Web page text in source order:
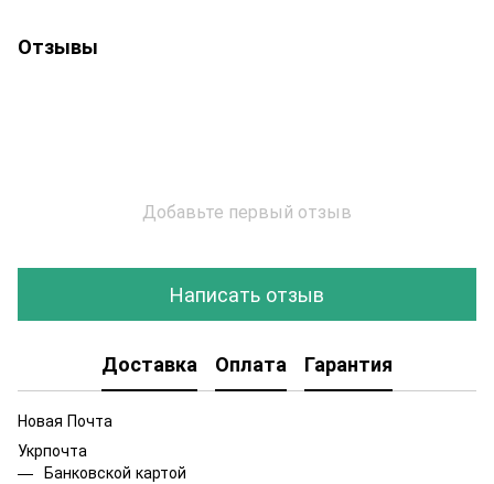
Отзывы
Добавьте первый отзыв
Написать отзыв
Доставка Оплата Гарантия
Новая Почта
Укрпочта
Банковской картой